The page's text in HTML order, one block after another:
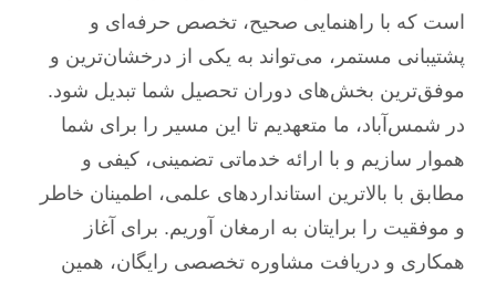
است که با راهنمایی صحیح، تخصص حرفه‌ای و
پشتیبانی مستمر، می‌تواند به یکی از درخشان‌ترین و
موفق‌ترین بخش‌های دوران تحصیل شما تبدیل شود.
در شمس‌آباد، ما متعهدیم تا این مسیر را برای شما
هموار سازیم و با ارائه خدماتی تضمینی، کیفی و
مطابق با بالاترین استانداردهای علمی، اطمینان خاطر
و موفقیت را برایتان به ارمغان آوریم. برای آغاز
همکاری و دریافت مشاوره تخصصی رایگان، همین